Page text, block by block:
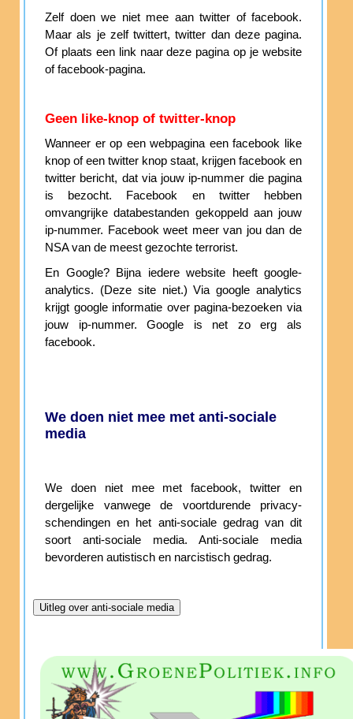
Zelf doen we niet mee aan twitter of facebook.
Maar als je zelf twittert, twitter dan deze pagina.
Of plaats een link naar deze pagina op je website
of facebook-pagina.
Geen like-knop of twitter-knop
Wanneer er op een webpagina een facebook like
knop of een twitter knop staat, krijgen facebook en
twitter bericht, dat via jouw ip-nummer die pagina
is bezocht. Facebook en twitter hebben
omvangrijke databestanden gekoppeld aan jouw
ip-nummer. Facebook weet meer van jou dan de
NSA van de meest gezochte terrorist.
En Google? Bijna iedere website heeft google-
analytics. (Deze site niet.) Via google analytics
krijgt google informatie over pagina-bezoeken via
jouw ip-nummer. Google is net zo erg als
facebook.
We doen niet mee met anti-sociale
media
We doen niet mee met facebook, twitter en
dergelijke vanwege de voortdurende privacy-
schendingen en het anti-sociale gedrag van dit
soort anti-sociale media. Anti-sociale media
bevorderen autistisch en narcistisch gedrag.